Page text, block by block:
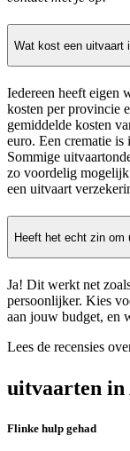
Wat kost een uitvaart
Iedereen heeft eigen
kosten per provincie
gemiddelde kosten
euro. Een crematie is
Sommige
zo voordelig mogelijk
een uitvaart
Heeft het echt zin om
Ja! Dit werkt net
persoonlijker. Kies
aan jouw budget, en
Lees de recensies
uitvaarten
Flinke hulp gehad